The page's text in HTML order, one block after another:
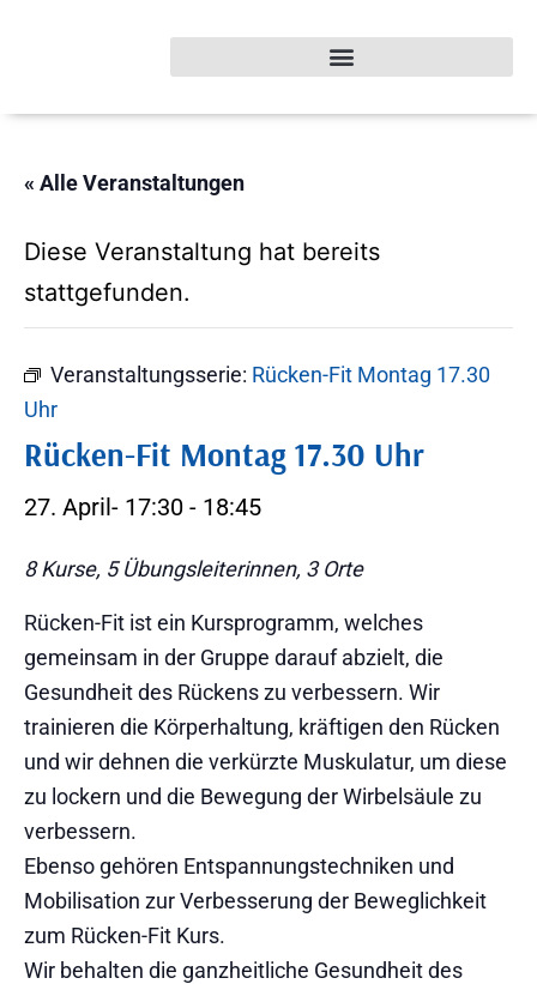
« Alle Veranstaltungen
Diese Veranstaltung hat bereits
stattgefunden.
Veranstaltungsserie: Rücken-Fit Montag 17.30
Uhr
Rücken-Fit Montag 17.30 Uhr
27. April- 17:30 - 18:45
8 Kurse, 5 Übungsleiterinnen, 3 Orte
Rücken-Fit ist ein Kursprogramm, welches
gemeinsam in der Gruppe darauf abzielt, die
Gesundheit des Rückens zu verbessern. Wir
trainieren die Körperhaltung, kräftigen den Rücken
und wir dehnen die verkürzte Muskulatur, um diese
zu lockern und die Bewegung der Wirbelsäule zu
verbessern.
Ebenso gehören Entspannungstechniken und
Mobilisation zur Verbesserung der Beweglichkeit
zum Rücken-Fit Kurs.
Wir behalten die ganzheitliche Gesundheit des